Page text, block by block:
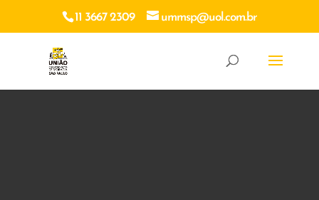
11 3667 2309 ummsp@uol.com.br